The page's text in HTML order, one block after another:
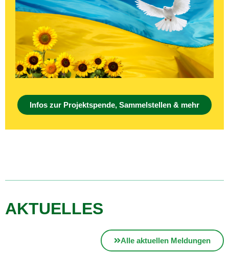
Infos zur Projektspende, Sammelstellen & mehr
AKTUELLES
Alle aktuellen Meldungen